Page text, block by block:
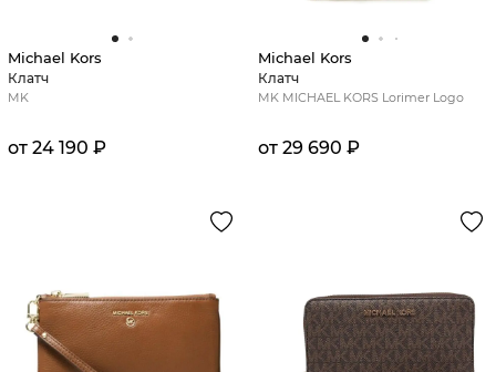
Michael Kors
Клатч
MK
от 24 190 ₽
Michael Kors
Клатч
MK MICHAEL KORS Lorimer Logo
от 29 690 ₽